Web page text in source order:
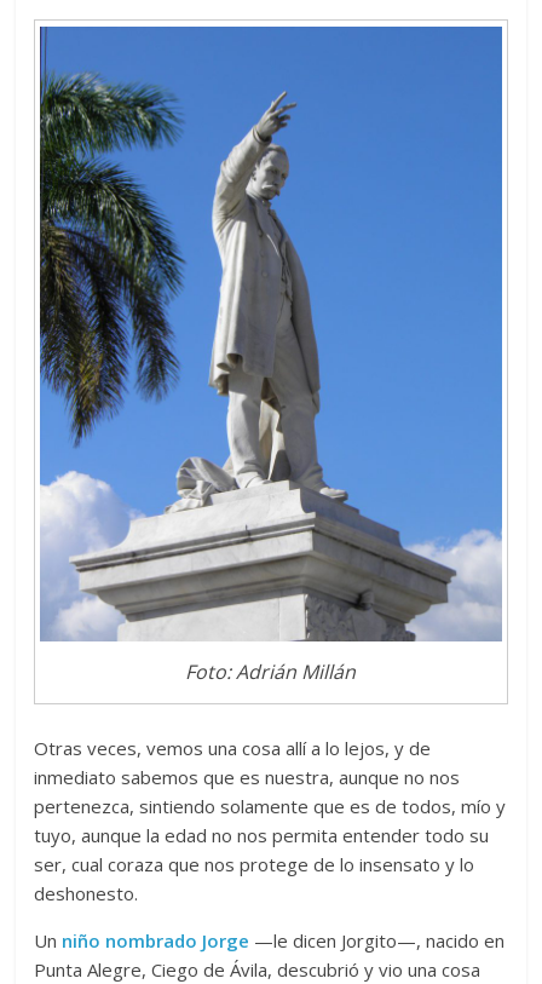
Foto: Adrián Millán
Otras veces, vemos una cosa allí a lo lejos, y de
inmediato sabemos que es nuestra, aunque no nos
pertenezca, sintiendo solamente que es de todos, mío y
tuyo, aunque la edad no nos permita entender todo su
ser, cual coraza que nos protege de lo insensato y lo
deshonesto.
Un niño nombrado Jorge —le dicen Jorgito—, nacido en
Punta Alegre, Ciego de Ávila, descubrió y vio una cosa